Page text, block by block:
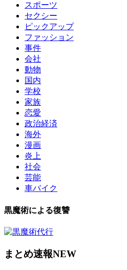
スポーツ
セクシー
ピックアップ
ファッション
事件
会社
動物
国内
学校
家族
恋愛
政治経済
海外
漫画
炎上
社会
芸能
車バイク
黒魔術による復讐
まとめ速報NEW